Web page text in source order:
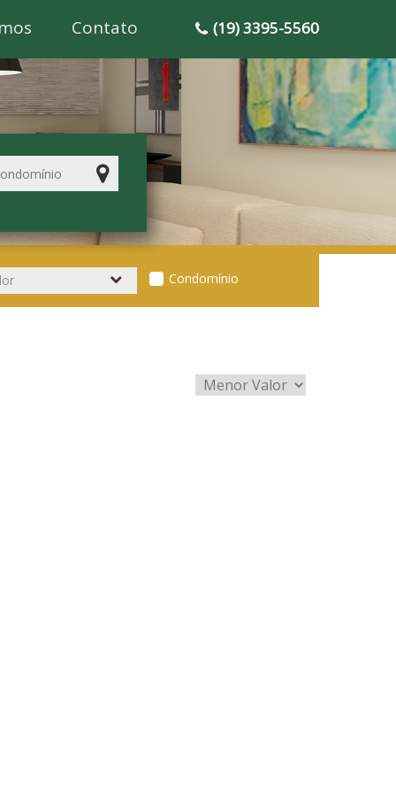
Contato (19) 3395-5560
Condomínio